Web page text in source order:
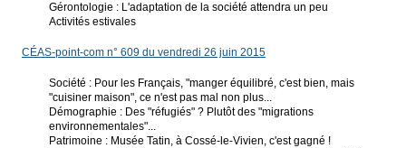
Gérontologie : L'adaptation de la société attendra un peu
Activités estivales
CÉAS-point-com n° 609 du vendredi 26 juin 2015
Société : Pour les Français, "manger équilibré, c'est bien, mais
"cuisiner maison", ce n'est pas mal non plus...
Démographie : Des "réfugiés" ? Plutôt des "migrations
environnementales"...
Patrimoine : Musée Tatin, à Cossé-le-Vivien, c'est gagné !